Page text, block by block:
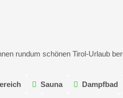
rundum schönen Tirol-Urlaub
Sauna Dampfbad